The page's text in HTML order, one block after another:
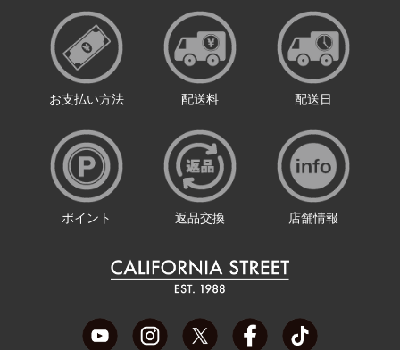
お支払い方法 配送料 配送日
ポイント 返品交換 店舗情報